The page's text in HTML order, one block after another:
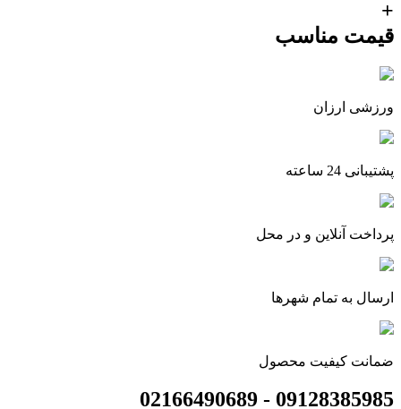
+
قیمت‌ مناسب
ورزشی ارزان
پشتیبانی 24 ساعته
پرداخت آنلاین و در محل
ارسال به تمام شهرها
ضمانت کیفیت محصول
09128385985 - 02166490689